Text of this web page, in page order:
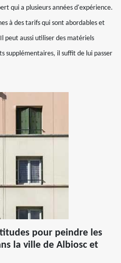
qui a plusieurs années d'expérience.
à des tarifs qui sont abordables et
peut aussi utiliser des matériels
supplémentaires, il suffit de lui passer
pour peindre les
la ville de Albiosc et